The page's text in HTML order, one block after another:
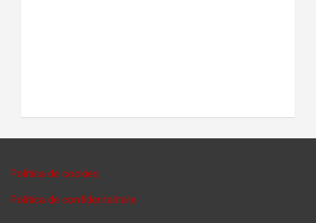
Politica de cookies
Politica de confidentalitate